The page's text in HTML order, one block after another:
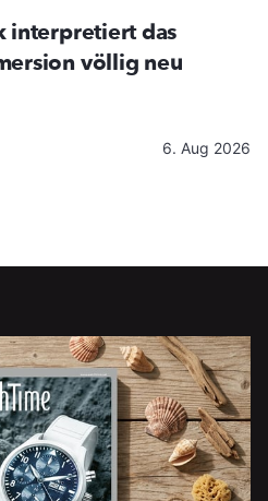
interpretiert das
völlig neu
6. Aug 2026